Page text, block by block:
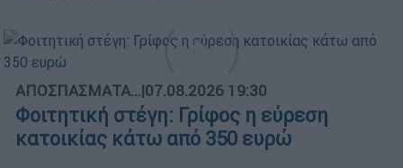
ΑΠΟΣΠΑΣΜΑΤΑ...|07.08.2026 19:30
Φοιτητική στέγη: Γρίφος η εύρεση
κατοικίας κάτω από 350 ευρώ